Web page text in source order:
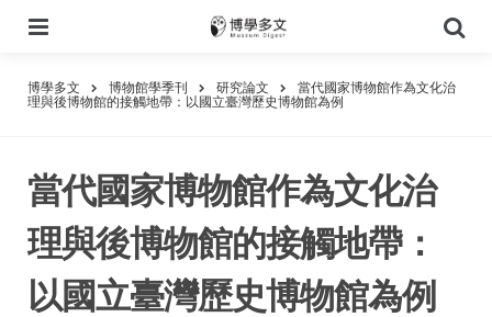
尋
博學多文 博物館學季刊 研究論文 當代國家博物館作為文化治
理與後博物館的接觸地帶：以國立臺灣歷史博物館為例
當代國家博物館作為文化治
理與後博物館的接觸地帶：
以國立臺灣歷史博物館為例